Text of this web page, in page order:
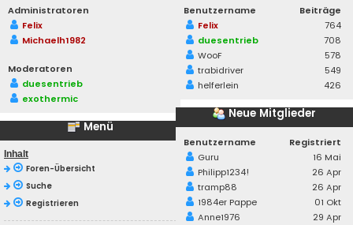
Administratoren
Felix
Michaelh1982
Moderatoren
duesentrieb
exothermic
Menü
Inhalt
Foren-Übersicht
Suche
Registrieren
Benutzername
Beiträge
Felix
764
duesentrieb
708
WooF
578
trabidriver
549
helferlein
426
Neue Mitglieder
Benutzername
Registriert
Guru
16 Mai
Philipp1234!
26 Apr
tramp88
26 Apr
1984er Pappe
01 Okt
Anne1976
29 Apr